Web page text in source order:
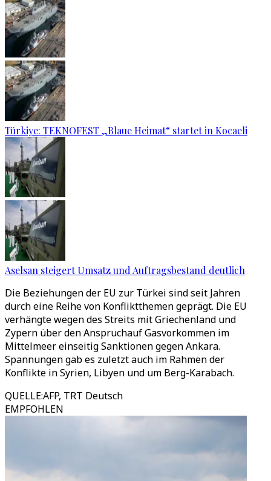
Türkiye: TEKNOFEST „Blaue Heimat“ startet in Kocaeli
Aselsan steigert Umsatz und Auftragsbestand deutlich
Die Beziehungen der EU zur Türkei sind seit Jahren
durch eine Reihe von Konfliktthemen geprägt. Die EU
verhängte wegen des Streits mit Griechenland und
Zypern über den Anspruchauf Gasvorkommen im
Mittelmeer einseitig Sanktionen gegen Ankara.
Spannungen gab es zuletzt auch im Rahmen der
Konflikte in Syrien, Libyen und um Berg-Karabach.
QUELLE:AFP, TRT Deutsch
EMPFOHLEN